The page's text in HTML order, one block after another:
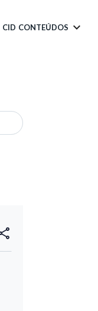
CID CONTEÚDOS